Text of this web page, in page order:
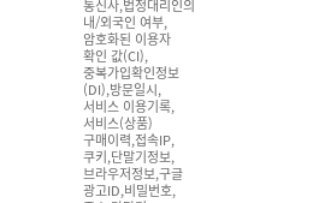
통신사,법정대리인의
내/외국인 여부,
암호화된 이용자
확인 값(CI),
중복가입확인정보
(DI),방문일시,
서비스 이용기록,
서비스(상품)
구매이력,접속IP,
쿠키,단말기정보,
브라우저정보,구글
광고ID,비밀번호,